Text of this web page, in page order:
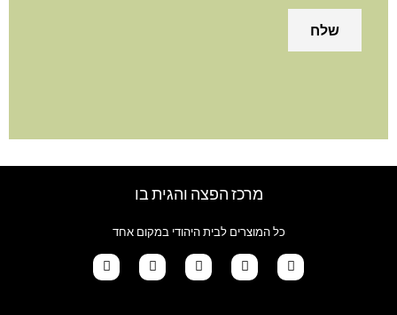
מרכז הפצה והגית בו
כל המוצרים לבית היהודי במקום אחד